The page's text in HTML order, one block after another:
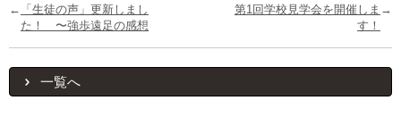
← 「生徒の声」更新しまし
た！ 〜強歩遠足の感想
第1回学校見学会を開催しま
す！
→
一覧へ